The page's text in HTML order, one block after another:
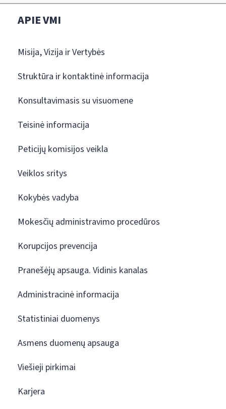
APIE VMI
Misija, Vizija ir Vertybės
Struktūra ir kontaktinė informacija
Konsultavimasis su visuomene
Teisinė informacija
Peticijų komisijos veikla
Veiklos sritys
Kokybės vadyba
Mokesčių administravimo procedūros
Korupcijos prevencija
Pranešėjų apsauga. Vidinis kanalas
Administracinė informacija
Statistiniai duomenys
Asmens duomenų apsauga
Viešieji pirkimai
Karjera